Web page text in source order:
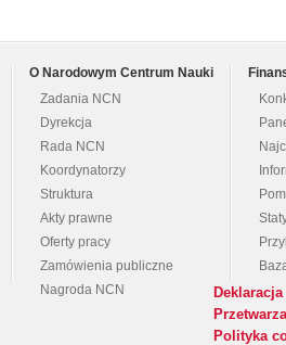
O Narodowym Centrum Nauki
Zadania NCN
Dyrekcja
Rada NCN
Koordynatorzy
Struktura
Akty prawne
Oferty pracy
Zamówienia publiczne
Nagroda NCN
Polityka